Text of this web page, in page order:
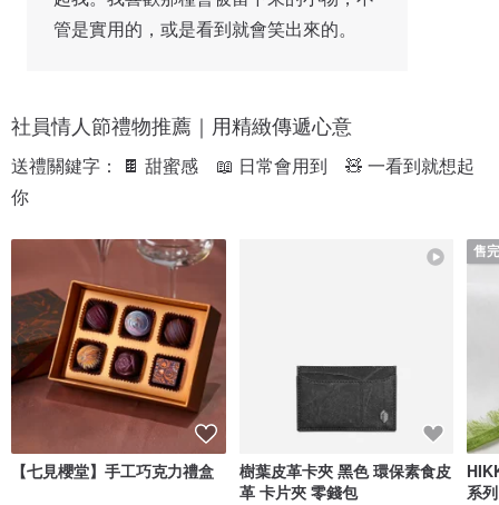
管是實用的，或是看到就會笑出來的。
社員情人節禮物推薦｜用精緻傳遞心意
送禮關鍵字： 🍫 甜蜜感　📖 日常會用到　🧸 一看到就想起
你
【七見櫻堂】手工巧克力禮盒
樹葉皮革卡夾 黑色 環保素食皮
革 卡片夾 零錢包
售
系